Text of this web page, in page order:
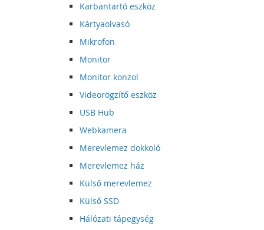
Karbantartó eszköz
Kártyaolvasó
Mikrofon
Monitor
Monitor konzol
Videorögzítő eszköz
USB Hub
Webkamera
Merevlemez dokkoló
Merevlemez ház
Külső merevlemez
Külső SSD
Hálózati tápegység